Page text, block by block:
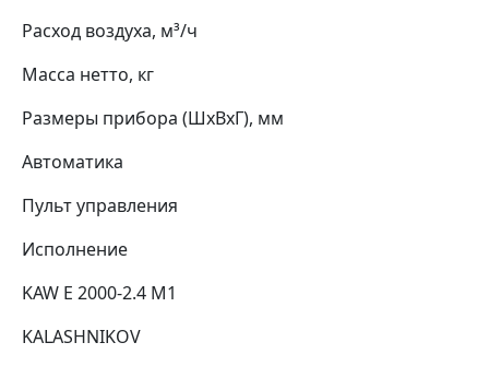
Расход воздуха, м³/ч
Масса нетто, кг
Размеры прибора (ШхВхГ), мм
Автоматика
Пульт управления
Исполнение
KAW E 2000-2.4 M1
KALASHNIKOV